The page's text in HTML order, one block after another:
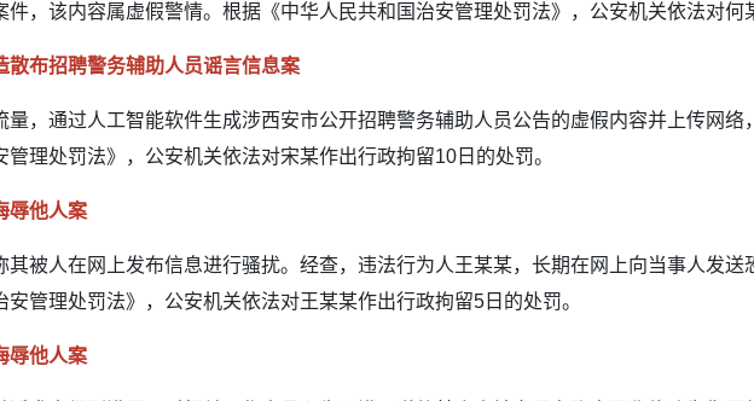
件，该内容属虚假警情。根据《中华人民共和国治安管理处罚法》，公安机关依法对何
散布招聘警务辅助人员谣言信息案
通过人工智能软件生成涉西安市公开招聘警务辅助人员公告的虚假内容并上传网络
管理处罚法》，公安机关依法对宋某作出行政拘留10日的处罚。
辱他人案
人在网上发布信息进行骚扰。经查，违法行为人王某某，长期在网上向当事人发送
管理处罚法》，公安机关依法对王某某作出行政拘留5日的处罚。
辱他人案